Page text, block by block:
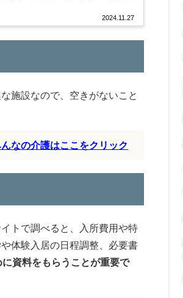
2024.11.27
施設なので、空きがないこと
なの介護はここをクリック
トで調べると、入所費用や特
体験入居の日程調整、必要書
資料をもらうことが重要で